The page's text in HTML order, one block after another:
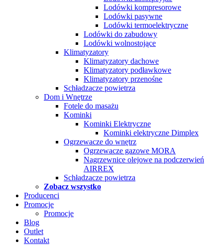
Lodówki kompresorowe
Lodówki pasywne
Lodówki termoelektryczne
Lodówki do zabudowy
Lodówki wolnostojące
Klimatyzatory
Klimatyzatory dachowe
Klimatyzatory podławkowe
Klimatyzatory przenośne
Schładzacze powietrza
Dom i Wnętrze
Fotele do masażu
Kominki
Kominki Elektryczne
Kominki elektryczne Dimplex
Ogrzewacze do wnętrz
Ogrzewacze gazowe MORA
Nagrzewnice olejowe na podczerwień
AIRREX
Schładzacze powietrza
Zobacz wszystko
Producenci
Promocje
Promocje
Blog
Outlet
Kontakt